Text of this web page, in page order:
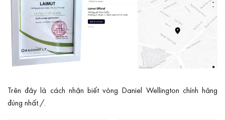
Trên đây là cách nhận biết vòng Daniel Wellington chính hãng
đúng nhất./.